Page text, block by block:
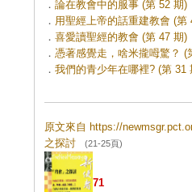
． 論在教會中的服事 (第 52 期)
． 用聖經上帝的話重建教會 (第
． 喜愛讀聖經的教會 (第 47 期)
． 憑著感覺走，啥米攏呣驚？ (
． 我們的青少年在哪裡? (第 31
原文來自 https://
之探討 (21-25頁)
71